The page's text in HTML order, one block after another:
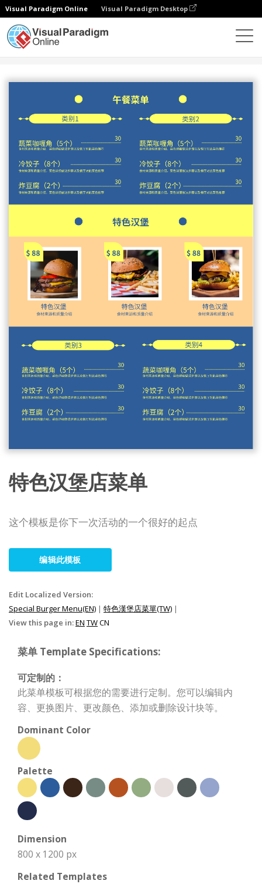
Visual Paradigm Online Visual Paradigm Desktop
特色汉堡店菜单
这个模板是你下一次活动的一个很好的起点
编辑此模板
Edit Localized Version:
Special Burger Menu(EN) | 特色漢堡店菜單(TW) |
View this page in:EN TWCN
菜单 Template Specifications:
可定制的：
此菜单模板可根据您的需要进行定制。您可以编辑内
容、更换图片、更改颜色、添加或删除设计块等。
Dominant Color
Palette
Dimension
800 x 1200 px
Related Templates